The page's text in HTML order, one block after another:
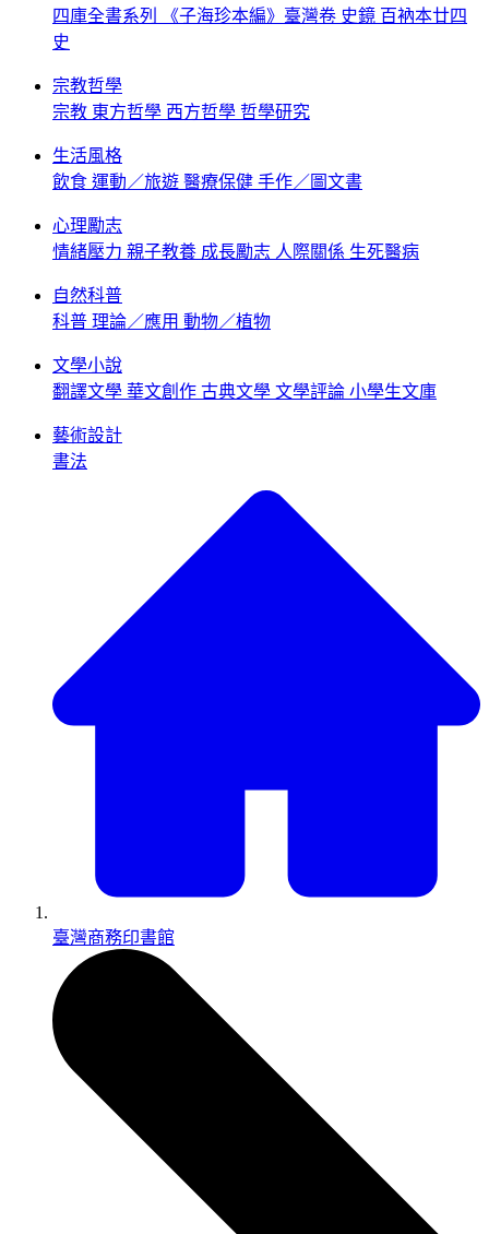
四庫全書系列
《子海珍本編》臺灣卷 史鏡 百衲本廿四
史
宗教哲學
宗教 東方哲學 西方哲學 哲學研究
生活風格
飲食 運動／旅遊 醫療保健 手作／圖文書
心理勵志
情緒壓力 親子教養 成長勵志 人際關係 生死醫病
自然科普
科普 理論／應用 動物／植物
文學小說
翻譯文學 華文創作 古典文學 文學評論 小學生文庫
藝術設計
書法
臺灣商務印書館